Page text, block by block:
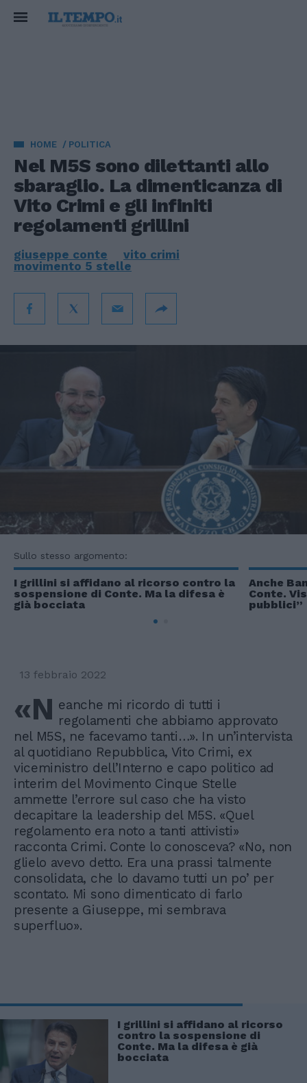
HOME POLITICA
Nel M5S sono dilettanti allo
sbaraglio. La dimenticanza di
Vito Crimi e gli infiniti
regolamenti grillini
giuseppe conte
vito crimi
movimento 5 stelle
Sullo stesso argomento:
I grillini si affidano al ricorso contro la
sospensione di Conte. Ma la difesa è
già bocciata
Anche
Conte.
pubblici”
13 febbraio 2022
«N eanche mi ricordo di tutti i
regolamenti che abbiamo approvato
nel M5S, ne facevamo tanti…». In un’intervista
al quotidiano Repubblica, Vito Crimi, ex
viceministro dell’Interno e capo politico ad
interim del Movimento Cinque Stelle
ammette l’errore sul caso che ha visto
decapitare la leadership del M5S. «Quel
regolamento era noto a tanti attivisti»
racconta Crimi. Conte lo conosceva? «No, non
glielo avevo detto. Era una prassi talmente
consolidata, che lo davamo tutti un po’ per
scontato. Mi sono dimenticato di farlo
presente a Giuseppe, mi sembrava
superfluo».
I grillini si affidano al ricorso
contro la sospensione di
Conte. Ma la difesa è già
bocciata